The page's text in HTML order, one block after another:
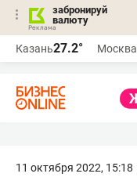
забронируй
валюту
Казань27.2° Москва
11 октября 2022, 15:18